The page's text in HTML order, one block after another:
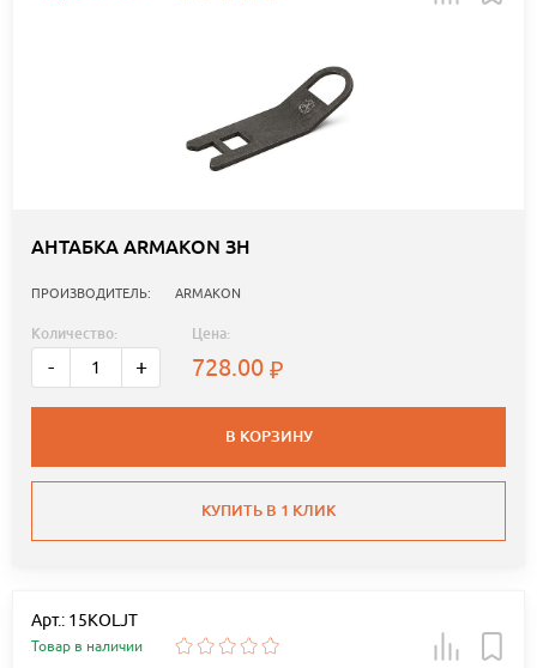
АНТАБКА ARMAKON ЗН
ПРОИЗВОДИТЕЛЬ: ARMAKON
Количество:
- +
Цена:
728.00
В КОРЗИНУ
КУПИТЬ В 1 КЛИК
Арт.: 15KOLJT
Товар в наличии